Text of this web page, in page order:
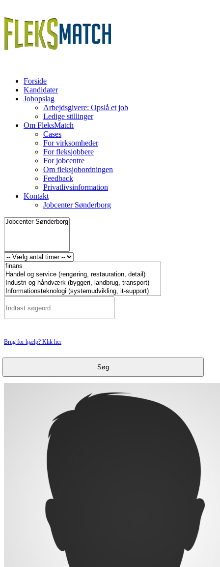
Forside
Kandidater
Jobopslag
Arbejdsgivere: Opslå et job
Ledige stillinger
Om FleksMatch
Cases
For virksomheder
For fleksjobbere
For jobcentre
Om fleksjobordningen
Feedback
Privatlivsinformation
Kontakt
Jobcenter Sønderborg
Brug for hjælp? Klik her